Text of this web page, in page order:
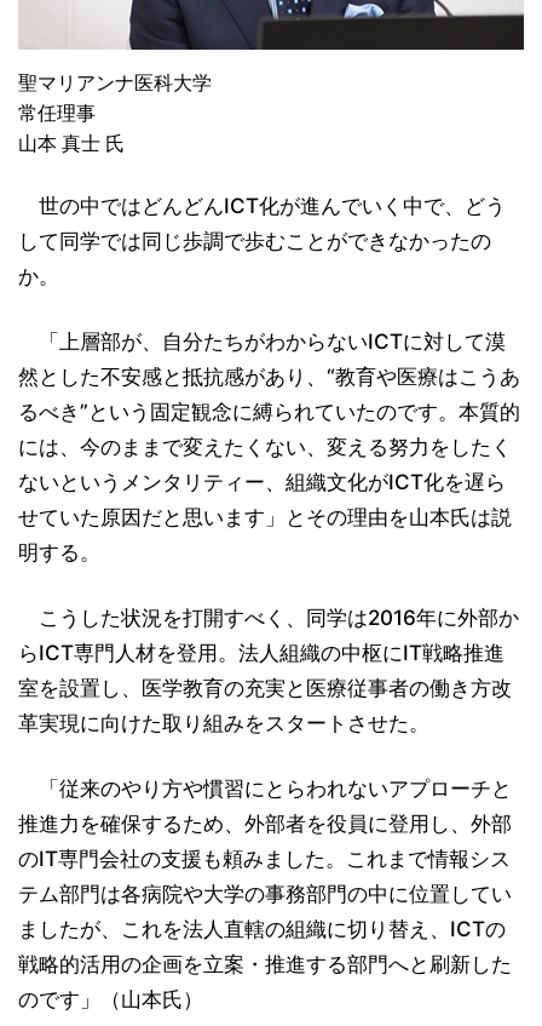
聖マリアンナ医科大学
常任理事
山本 真士 氏
世の中ではどんどんICT化が進んでいく中で、どう
して同学では同じ歩調で歩むことができなかったの
か。
「上層部が、自分たちがわからないICTに対して漠
然とした不安感と抵抗感があり、“教育や医療はこうあ
るべき”という固定観念に縛られていたのです。本質的
には、今のままで変えたくない、変える努力をしたく
ないというメンタリティー、組織文化がICT化を遅ら
せていた原因だと思います」とその理由を山本氏は説
明する。
こうした状況を打開すべく、同学は2016年に外部か
らICT専門人材を登用。法人組織の中枢にIT戦略推進
室を設置し、医学教育の充実と医療従事者の働き方改
革実現に向けた取り組みをスタートさせた。
「従来のやり方や慣習にとらわれないアプローチと
推進力を確保するため、外部者を役員に登用し、外部
のIT専門会社の支援も頼みました。これまで情報シス
テム部門は各病院や大学の事務部門の中に位置してい
ましたが、これを法人直轄の組織に切り替え、ICTの
戦略的活用の企画を立案・推進する部門へと刷新した
のです」（山本氏）